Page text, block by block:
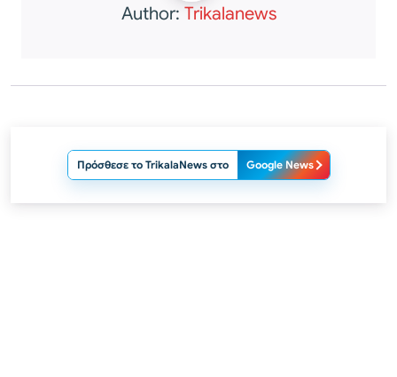
Author: Trikalanews
Πρόσθεσε το TrikalaNews στο Google News